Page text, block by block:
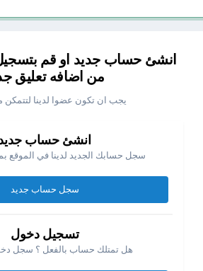
انشئ حساب جديد او قم
من اضافه تعليق
يجب ان تكون عضوا لدينا لتتمكن
انشئ حساب جديد
سجل حسابك الجديد لدينا في الموقع
سجل حساب جديد
تسجيل دخول
هل تمتلك حساب بالفعل ؟ سجل